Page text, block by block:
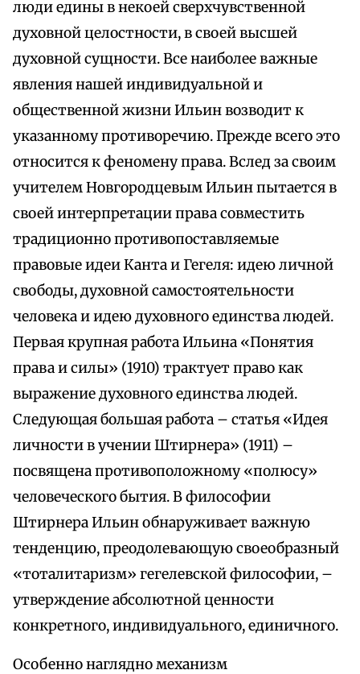
люди едины в некоей сверхчувственной
духовной целостности, в своей высшей
духовной сущности. Все наиболее важные
явления нашей индивидуальной и
общественной жизни Ильин возводит к
указанному противоречию. Прежде всего это
относится к феномену права. Вслед за своим
учителем Новгородцевым Ильин пытается в
своей интерпретации права совместить
традиционно противопоставляемые
правовые идеи Канта и Гегеля: идею личной
свободы, духовной самостоятельности
человека и идею духовного единства людей.
Первая крупная работа Ильина «Понятия
права и силы» (1910) трактует право как
выражение духовного единства людей.
Следующая большая работа – статья «Идея
личности в учении Штирнера» (1911) –
посвящена противоположному «полюсу»
человеческого бытия. В философии
Штирнера Ильин обнаруживает важную
тенденцию, преодолевающую своеобразный
«тоталитаризм» гегелевской философии, –
утверждение абсолютной ценности
конкретного, индивидуального, единичного.
Особенно наглядно механизм